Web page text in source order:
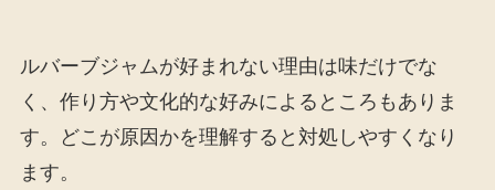
ルバーブジャムが好まれない理由は味だけでな
く、作り方や文化的な好みによるところもありま
す。どこが原因かを理解すると対処しやすくなり
ます。